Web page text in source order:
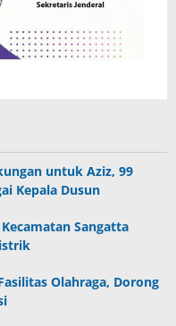
untuk Aziz, 99
Kepala Dusun
Sangatta
Olahraga, Dorong